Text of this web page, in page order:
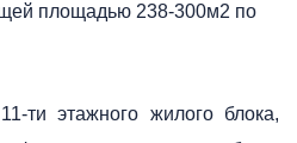
площадью 238-300м2 по
ти этажного жилого блока,